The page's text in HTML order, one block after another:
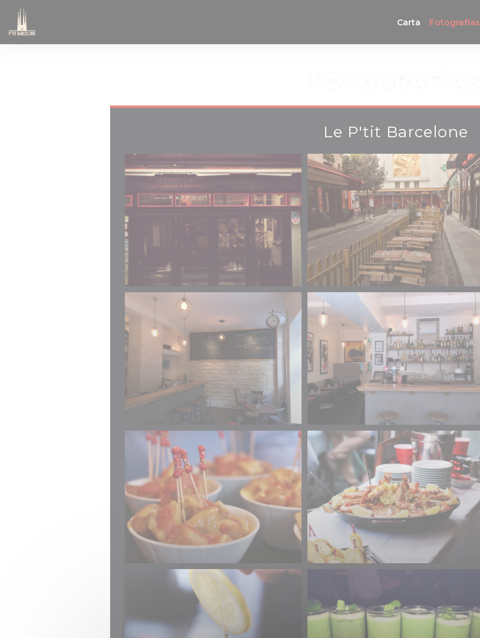
Carta Fotografías
Le P'tit Barcelone